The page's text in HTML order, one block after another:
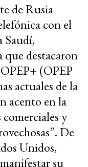
de Rusia
con el
Saudí,
que destacaron
(OPEP
actuales de la
acento en la
y
De
Unidos,
su